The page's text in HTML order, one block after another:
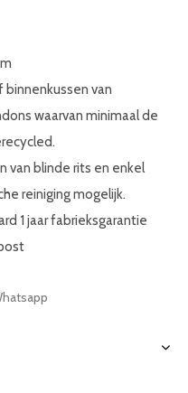
binnenkussen van
waarvan minimaal de
van blinde rits en enkel
reiniging mogelijk.
1 jaar fabrieksgarantie